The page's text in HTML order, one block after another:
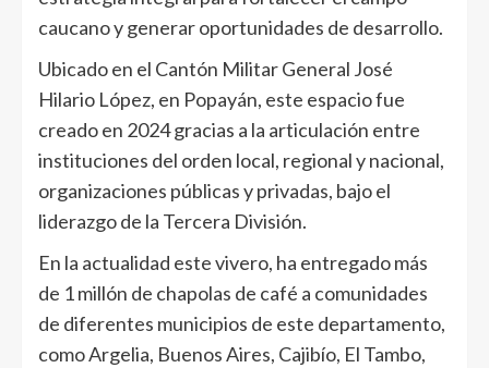
caucano y generar oportunidades de desarrollo.
Ubicado en el Cantón Militar General José
Hilario López, en Popayán, este espacio fue
creado en 2024 gracias a la articulación entre
instituciones del orden local, regional y nacional,
organizaciones públicas y privadas, bajo el
liderazgo de la Tercera División.
En la actualidad este vivero, ha entregado más
de 1 millón de chapolas de café a comunidades
de diferentes municipios de este departamento,
como Argelia, Buenos Aires, Cajibío, El Tambo,